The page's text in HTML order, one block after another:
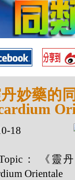
丹妙藥的
18
： 《靈
Orientale